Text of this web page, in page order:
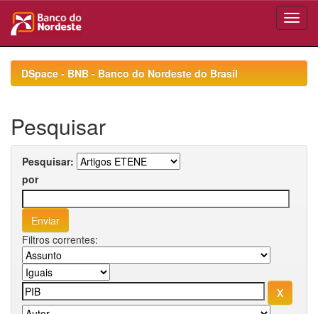
navigationDSpace - BNB - Banco do Nordeste do Brasil
Pesquisar
Pesquisar:
por
Filtros correntes: